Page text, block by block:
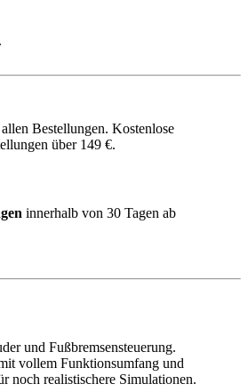
Bestellungen. Kostenlose
über 149 €.
innerhalb von 30 Tagen ab
und Fußbremsensteuerung.
vollem Funktionsumfang und
noch realistischere Simulationen.